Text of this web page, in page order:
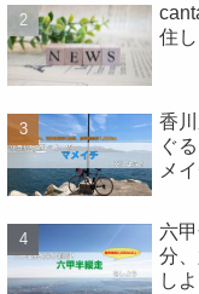
住し
香
ぐ
メ
六
分
し